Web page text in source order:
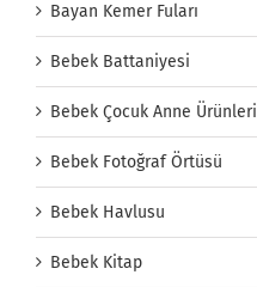
Bayan Kemer Fuları
Bebek Battaniyesi
Bebek Çocuk Anne Ürünleri
Bebek Fotoğraf Örtüsü
Bebek Havlusu
Bebek Kitap